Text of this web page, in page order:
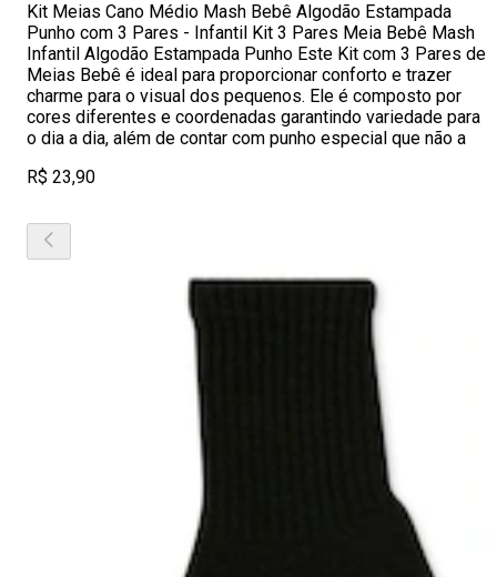
Kit Meias Cano Médio Mash Bebê Algodão Estampada
Punho com 3 Pares - Infantil Kit 3 Pares Meia Bebê Mash
Infantil Algodão Estampada Punho Este Kit com 3 Pares de
Meias Bebê é ideal para proporcionar conforto e trazer
charme para o visual dos pequenos. Ele é composto por
cores diferentes e coordenadas garantindo variedade para
o dia a dia, além de contar com punho especial que não a
R$ 23,90